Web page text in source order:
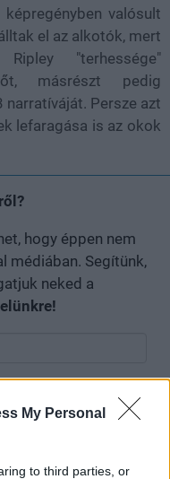
My Personal
to third parties, or
valósult
el az alkotók, mert
"terhessége"
másrészt pedig
narratíváját. Persze azt
lefaragása is az okok
hogy éppen nem
médiában. Segítünk,
neked a